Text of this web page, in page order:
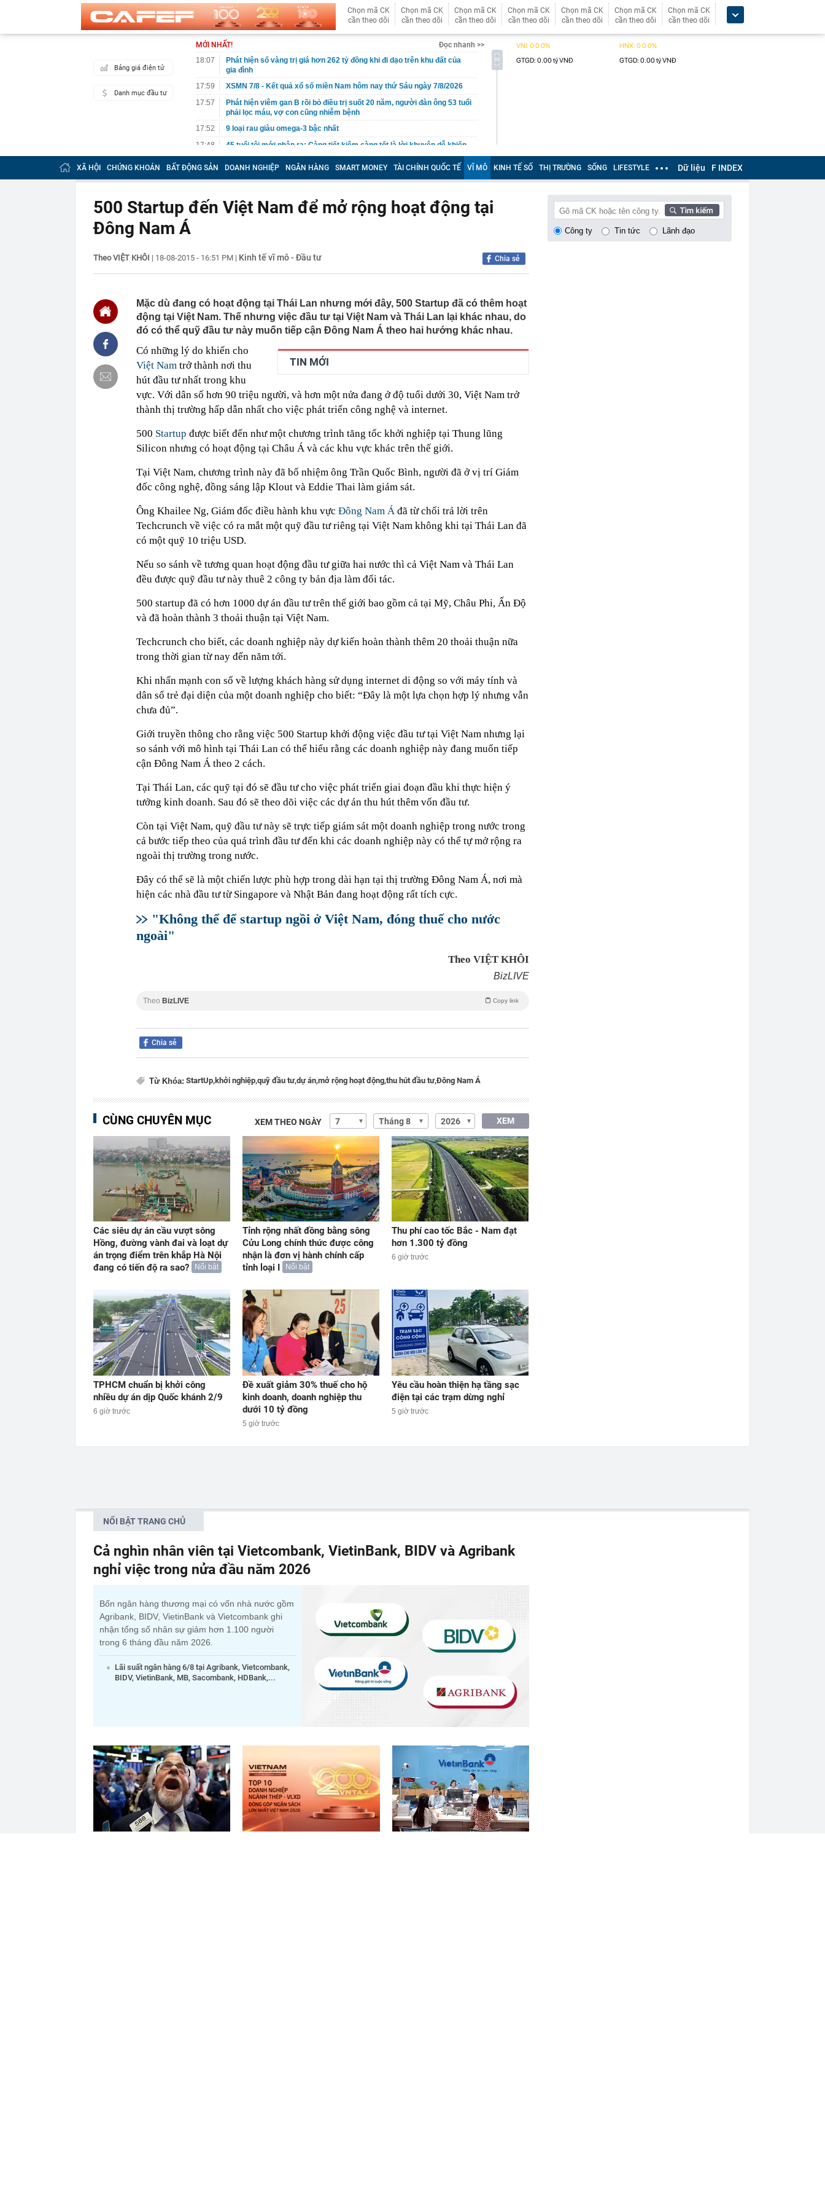
Chọn mã CK
cần theo dõi
Chọn mã CK
cần theo dõi
Chọn mã CK
cần theo dõi
Chọn mã CK
cần theo dõi
Chọn mã CK
cần theo dõi
Chọn mã CK
cần theo dõi
Chọn mã CK
cần theo dõi
Bảng giá điện tử
Danh mục đầu tư
MỚI NHẤT!
Đọc nhanh >>
18:07
Phát hiện số vàng trị giá hơn 262 tỷ đồng khi đi dạo trên khu đất của
gia đình
17:59
XSMN 7/8 - Kết quả xổ số miền Nam hôm nay thứ Sáu ngày 7/8/2026
17:57
Phát hiện viêm gan B rồi bỏ điều trị suốt 20 năm, người đàn ông 53 tuổi
phải lọc máu, vợ con cũng nhiễm bệnh
17:52
9 loại rau giàu omega-3 bậc nhất
17:48
45 tuổi tôi mới nhận ra: Càng tiết kiệm càng tốt là lời khuyên dễ khiến
người trung niên trả giá
17:46
Lãi suất tăng cao, doanh nghiệp gửi nhà băng hàng nghìn tỷ đồng
17:26
Tuyên án chung thân thầy bói Phan Thị Thu Trang SN 1989
17:12
Các chủ shop gặp khó khăn gì khi bán hàng trên sàn thương mại điện
tử?
16:46
Đề xuất giảm 30% thuế cho hộ kinh doanh, doanh nghiệp có doanh thu
đến 10 tỷ đồng
máy
16:42
2 ngày trước - 5/8, sân bay Tân Sơn Nhất ghi nhận một máy bay lạ cất
cánh
16:40
Cắm loạt cọc thép sâu 136 mét giữa biển, hoàn thành công trình cao
bằng tòa nhà 110 tầng chưa từng có trên thế giới
16:38
9 trụ cầu Hồng Hà dần lộ diện giữa sông Hồng
16:32
Đề xuất giảm 30% thuế cho hộ kinh doanh, doanh nghiệp thu dưới 10
tỷ đồng
XÃ HỘI CHỨNG KHOÁN BẤT ĐỘNG SẢN DOANH NGHIỆP NGÂN HÀNG SMART MONEY TÀI CHÍNH QUỐC TẾ VĨ MÔ KINH TẾ SỐ THỊ TRƯỜNG SỐNG LIFESTYLE Dữ liệu F INDEX
500 Startup đến Việt Nam để mở rộng hoạt động tại
Đông Nam Á
Theo VIỆT KHÔI | 18-08-2015 - 16:51 PM | Kinh tế vĩ mô - Đầu tư Chia sẻ
Mặc dù đang có hoạt động tại Thái Lan nhưng mới đây, 500 Startup đã có thêm hoạt
động tại Việt Nam. Thế nhưng việc đầu tư tại Việt Nam và Thái Lan lại khác nhau, do
đó có thể quỹ đầu tư này muốn tiếp cận Đông Nam Á theo hai hướng khác nhau.
TIN MỚI
Có những lý do khiến cho
Việt Nam trở thành nơi thu
hút đầu tư nhất trong khu
vực. Với dân số hơn 90 triệu người, và hơn một nửa đang ở độ tuổi dưới 30, Việt Nam trở
thành thị trường hấp dẫn nhất cho việc phát triển công nghệ và internet.
500 Startup được biết đến như một chương trình tăng tốc khởi nghiệp tại Thung lũng
Silicon nhưng có hoạt động tại Châu Á và các khu vực khác trên thế giới.
Tại Việt Nam, chương trình này đã bổ nhiệm ông Trần Quốc Bình, người đã ở vị trí Giám
đốc công nghệ, đồng sáng lập Klout và Eddie Thai làm giám sát.
Ông Khailee Ng, Giám đốc điều hành khu vực Đông Nam Á đã từ chối trả lời trên
Techcrunch về việc có ra mắt một quỹ đầu tư riêng tại Việt Nam không khi tại Thái Lan đã
có một quỹ 10 triệu USD.
Nếu so sánh về tương quan hoạt động đầu tư giữa hai nước thì cả Việt Nam và Thái Lan
đều được quỹ đầu tư này thuê 2 công ty bản địa làm đối tác.
500 startup đã có hơn 1000 dự án đầu tư trên thế giới bao gồm cả tại Mỹ, Châu Phi, Ấn Độ
và đã hoàn thành 3 thoải thuận tại Việt Nam.
Techcrunch cho biết, các doanh nghiệp này dự kiến hoàn thành thêm 20 thoải thuận nữa
trong thời gian từ nay đến năm tới.
Khi nhấn mạnh con số về lượng khách hàng sử dụng internet di động so với máy tính và
dân số trẻ đại diện của một doanh nghiệp cho biết: “Đây là một lựa chọn hợp lý nhưng vẫn
chưa đủ”.
Giới truyền thông cho rằng việc 500 Startup khởi động việc đầu tư tại Việt Nam nhưng lại
so sánh với mô hình tại Thái Lan có thể hiểu rằng các doanh nghiệp này đang muốn tiếp
cận Đông Nam Á theo 2 cách.
Tại Thái Lan, các quỹ tại đó sẽ đầu tư cho việc phát triển giai đoạn đầu khi thực hiện ý
tưởng kinh doanh. Sau đó sẽ theo dõi việc các dự án thu hút thêm vốn đầu tư.
Còn tại Việt Nam, quỹ đầu tư này sẽ trực tiếp giám sát một doanh nghiệp trong nước trong
cả bước tiếp theo của quá trình đầu tư đến khi các doanh nghiệp này có thể tự mở rộng ra
ngoài thị trường trong nước.
Đây có thể sẽ là một chiến lược phù hợp trong dài hạn tại thị trường Đông Nam Á, nơi mà
hiện các nhà đầu tư từ Singapore và Nhật Bản đang hoạt động rất tích cực.
"Không thể để startup ngồi ở Việt Nam, đóng thuế cho nước
ngoài"
Theo VIỆT KHÔI
BizLIVE
Theo BizLIVE Copy link
Chia sẻ
Từ Khóa: StartUp,khởi nghiệp,quỹ đầu tư,dự án,mở rộng hoạt động,thu hút đầu tư,Đông Nam Á
CÙNG CHUYÊN MỤC XEM THEO NGÀY XEM
Các siêu dự án cầu vượt sông
Hồng, đường vành đai và loạt dự
án trọng điểm trên khắp Hà Nội
đang có tiến độ ra sao?
Nổi bật
Tỉnh rộng nhất đồng bằng sông
Cửu Long chính thức được công
nhận là đơn vị hành chính cấp
tỉnh loại I
Nổi bật
Thu phí cao tốc Bắc - Nam đạt
hơn 1.300 tỷ đồng
6 giờ trước
TPHCM chuẩn bị khởi công
nhiều dự án dịp Quốc khánh 2/9
6 giờ trước
Đề xuất giảm 30% thuế cho hộ
kinh doanh, doanh nghiệp thu
dưới 10 tỷ đồng
5 giờ trước
Yêu cầu hoàn thiện hạ tầng sạc
điện tại các trạm dừng nghỉ
5 giờ trước
Công ty Tin tức Lãnh đạo
NỔI BẬT TRANG CHỦ
Cả nghìn nhân viên tại Vietcombank, VietinBank, BIDV và Agribank
nghỉ việc trong nửa đầu năm 2026
Bốn ngân hàng thương mại có vốn nhà nước gồm
Agribank, BIDV, VietinBank và Vietcombank ghi
nhận tổng số nhân sự giảm hơn 1.100 người
trong 6 tháng đầu năm 2026.
Lãi suất ngân hàng 6/8 tại Agribank, Vietcombank,
BIDV, VietinBank, MB, Sacombank, HDBank,...